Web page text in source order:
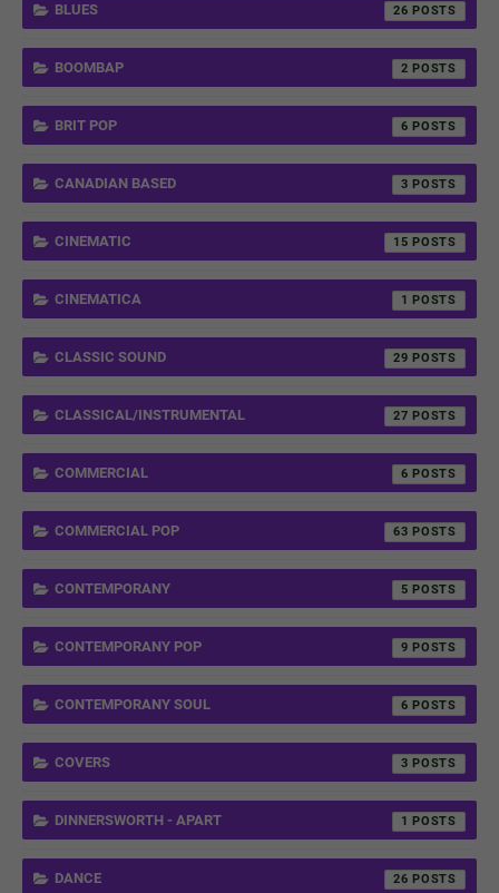
BLUES 26
BOOMBAP 2
BRIT POP 6
CANADIAN BASED 3
CINEMATIC 15
CINEMATICA 1
CLASSIC SOUND 29
CLASSICAL/INSTRUMENTAL 27
COMMERCIAL 6
COMMERCIAL POP 63
CONTEMPORANY 5
CONTEMPORANY POP 9
CONTEMPORANY SOUL 6
COVERS 3
DINNERSWORTH - APART 1
DANCE 26